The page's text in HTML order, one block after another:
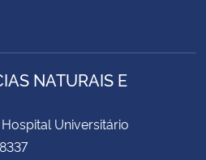
NATURAIS E
Universitário